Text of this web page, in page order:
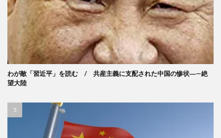
わが敵「習近平」を読む / 共産主義に支配された中国の惨状―—絶
望大陸